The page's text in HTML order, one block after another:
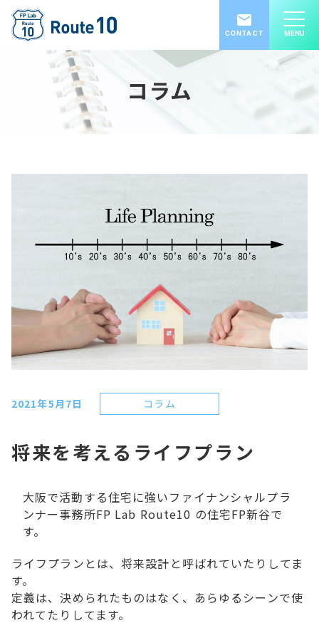
CONTACT MENU
コラム
2021年5月7日 コラム
将来を考えるライフプラン
大阪で活動する住宅に強いファイナンシャルプラ
ンナー事務所FP Lab Route10 の住宅FP新谷で
す。
ライフプランとは、 将来設計 と呼ばれていたりしてま
す。
定義は、決められたものはなく、あらゆるシーンで使
われてたりしてます。